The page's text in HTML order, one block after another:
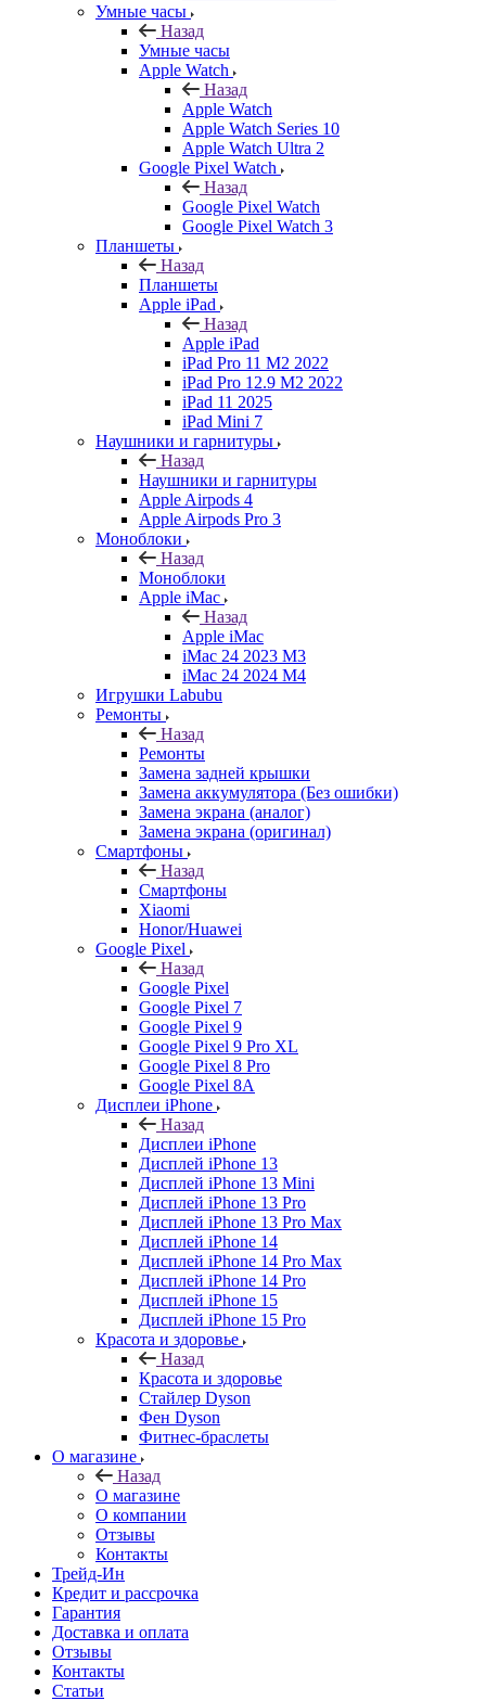
Умные часы
Назад
Умные часы
Apple Watch
Назад
Apple Watch
Apple Watch Series 10
Apple Watch Ultra 2
Google Pixel Watch
Назад
Google Pixel Watch
Google Pixel Watch 3
Планшеты
Назад
Планшеты
Apple iPad
Назад
Apple iPad
iPad Pro 11 M2 2022
iPad Pro 12.9 M2 2022
iPad 11 2025
iPad Mini 7
Наушники и гарнитуры
Назад
Наушники и гарнитуры
Apple Airpods 4
Apple Airpods Pro 3
Моноблоки
Назад
Моноблоки
Apple iMac
Назад
Apple iMac
iMac 24 2023 M3
iMac 24 2024 M4
Игрушки Labubu
Ремонты
Назад
Ремонты
Замена задней крышки
Замена аккумулятора (Без ошибки)
Замена экрана (аналог)
Замена экрана (оригинал)
Смартфоны
Назад
Смартфоны
Xiaomi
Honor/Huawei
Google Pixel
Назад
Google Pixel
Google Pixel 7
Google Pixel 9
Google Pixel 9 Pro XL
Google Pixel 8 Pro
Google Pixel 8A
Дисплеи iPhone
Назад
Дисплеи iPhone
Дисплей iPhone 13
Дисплей iPhone 13 Mini
Дисплей iPhone 13 Pro
Дисплей iPhone 13 Pro Max
Дисплей iPhone 14
Дисплей iPhone 14 Pro Max
Дисплей iPhone 14 Pro
Дисплей iPhone 15
Дисплей iPhone 15 Pro
Красота и здоровье
Назад
Красота и здоровье
Стайлер Dyson
Фен Dyson
Фитнес-браслеты
О магазине
Назад
О магазине
О компании
Отзывы
Контакты
Трейд-Ин
Кредит и рассрочка
Гарантия
Доставка и оплата
Отзывы
Контакты
Статьи